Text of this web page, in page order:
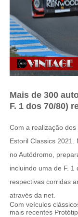
Mais de 300
F. 1 dos 70/80)
Com a realização
Estoril Classics
no Autódromo,
incluindo uma de F.
respectivas corridas
através da net.
Com veículos
mais recentes